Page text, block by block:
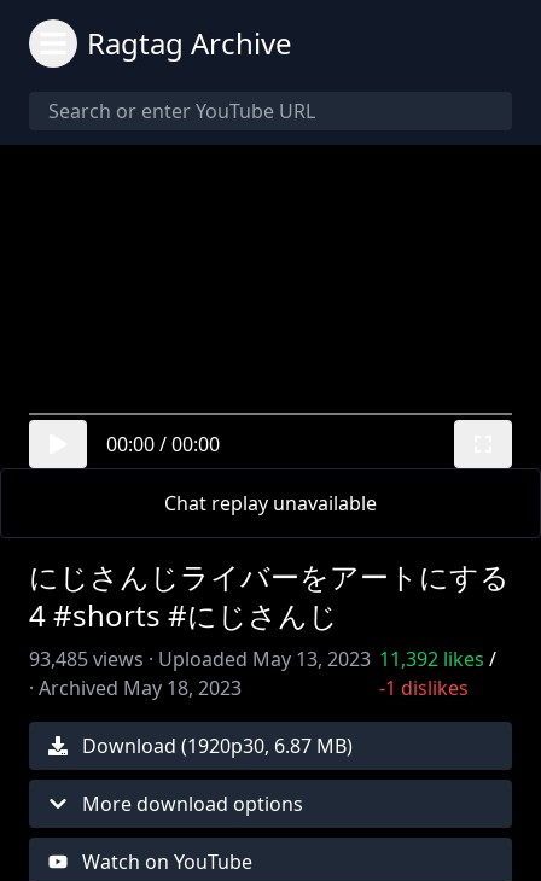
Ragtag Archive
00:00/00:00
Chat replay unavailable
にじさんじライバーをアートにする
4 #shorts #にじさんじ
93,485views · Uploaded May 13, 2023
· Archived May 18, 2023
11,392 likes /
-1 dislikes
Download (1920p30, 6.87 MB)
More download options
Watch on YouTube